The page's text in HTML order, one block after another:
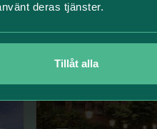
deras tjänster.
Tillåt alla